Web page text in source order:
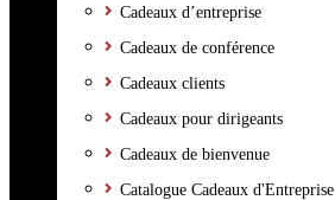
Cadeaux d’entreprise
Cadeaux de conférence
Cadeaux clients
Cadeaux pour dirigeants
Cadeaux de bienvenue
Catalogue Cadeaux d'Entreprise